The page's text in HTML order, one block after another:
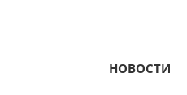
НОВОСТИ